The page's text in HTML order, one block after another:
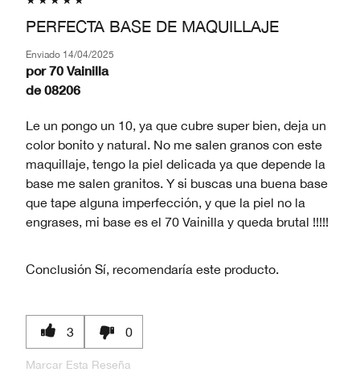
PERFECTA BASE DE MAQUILLAJE
Enviado 14/04/2025
por 70 Vainilla
de 08206
Le un pongo un 10, ya que cubre super bien, deja un
color bonito y natural. No me salen granos con este
maquillaje, tengo la piel delicada ya que depende la
base me salen granitos. Y si buscas una buena base
que tape alguna imperfección, y que la piel no la
engrases, mi base es el 70 Vainilla y queda brutal !!!!!
Conclusión Sí, recomendaría este producto.
3 0
Marcar Esta Reseña